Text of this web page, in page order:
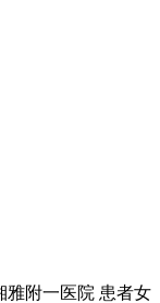
雅附一医院 患者女